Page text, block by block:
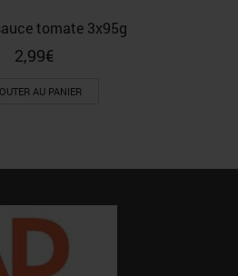
tomate 3x95g
2,99€
AU PANIER